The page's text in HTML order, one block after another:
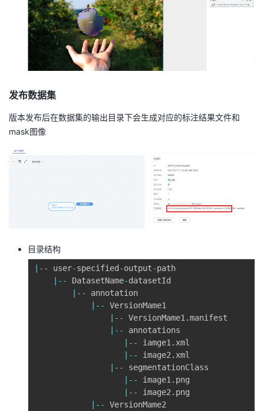
发布数据集
版本发布后在数据集的输出目录下会生成对应的标注结果文件和
mask图像
目录结构
-- user-specified -output-path
-- DatasetName-datasetId
--
annotation
--
VersionMame1
-- VersionMame1 .manifest
--
annotations
-- iamge1 . xml
-- image2 . xml
--
segmentationClass
-- image1 . png
-- image2 . png
--
VersionMame2